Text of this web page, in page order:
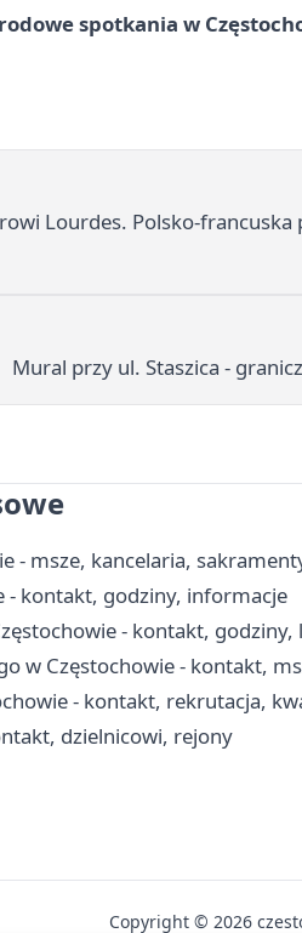
spotkania w
Lourdes. Polsko-
Mural przy ul. Staszica -
- msze, kancelaria,
- kontakt, godziny, informacje
- kontakt, godziny,
w Częstochowie - kontakt,
- kontakt, rekrutacja,
dzielnicowi, rejony
Copyright © 2026